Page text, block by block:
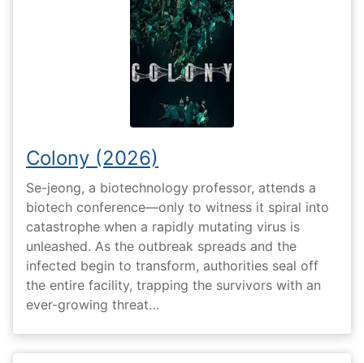
Colony (2026)
Se-jeong, a biotechnology professor, attends a
biotech conference—only to witness it spiral into
catastrophe when a rapidly mutating virus is
unleashed. As the outbreak spreads and the
infected begin to transform, authorities seal off
the entire facility, trapping the survivors with an
ever-growing threat…